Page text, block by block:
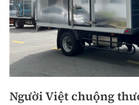
Người Việt chuộng